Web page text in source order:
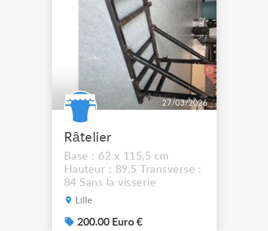
depuis en box sec à Joigny
(89), très accessible via A6
(1h15 de Paris).
Composition...
27/03/2026
Râtelier
Base : 62 x 115,5 cm
Hauteur : 89,5 Transverse :
84 Sans la visserie
Lille
200.00 Euro €